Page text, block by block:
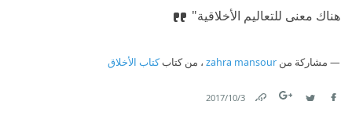
هناك معنى للتعاليم الأخلاقية"
مشاركة من zahra mansour ، من كتابكتاب الأخلاق
3‏/10‏/2017